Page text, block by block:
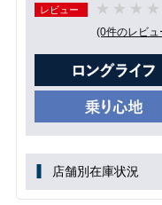
レビュー
(0件のレビュ
店舗別在庫状況